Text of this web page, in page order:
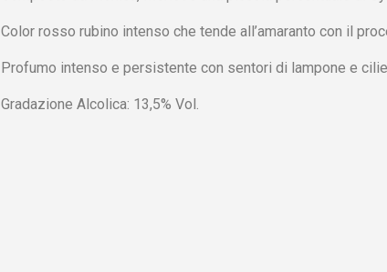
Color rosso rubino intenso che tende all’amaranto con il
Profumo intenso e persistente con sentori di lampone e
Gradazione Alcolica: 13,5% Vol.